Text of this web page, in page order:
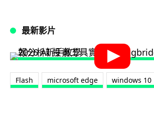
最新影片
Flash microsoft edge windows 10